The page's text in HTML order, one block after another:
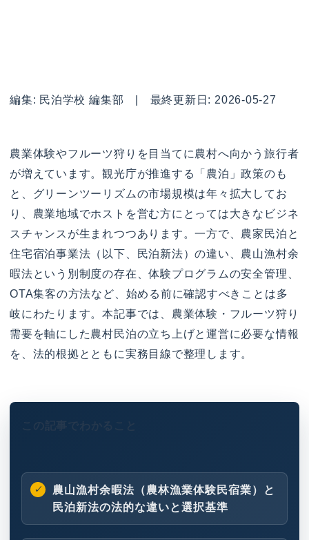
編集: 民泊学校 編集部 | 最終更新日: 2026-05-27
農業体験やフルーツ狩りを目当てに農村へ向かう旅行者
が増えています。観光庁が推進する「農泊」政策のも
と、グリーンツーリズムの市場規模は年々拡大してお
り、農業地域でホストを営む方にとっては大きなビジネ
スチャンスが生まれつつあります。一方で、農家民泊と
住宅宿泊事業法（以下、民泊新法）の違い、農山漁村余
暇法という別制度の存在、体験プログラムの安全管理、
OTA集客の方法など、始める前に確認すべきことは多
岐にわたります。本記事では、農業体験・フルーツ狩り
需要を軸にした農村民泊の立ち上げと運営に必要な情報
を、法的根拠とともに実務目線で整理します。
農山漁村余暇法（農林漁業体験民宿業）と
民泊新法の法的な違いと選択基準